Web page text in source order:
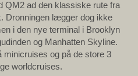
QM2 ad den klassiske rute fra
Dronningen lægger dog ikke
i den nye terminal i Brooklyn
og Manhatten Skyline.
minicruises og på de store 3
worldcruises.